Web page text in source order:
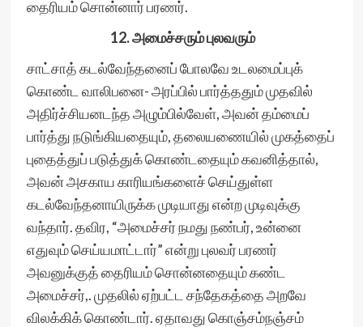
தைரியம் சொன்னார் பரணர்.
12. அமைச்சரும் புலவரும்
சாட்சாத் கடல்வேந்தனைப் போலவே உடலமைப்புக்
கொண்ட வாலிபனை- அரப்பில் பார்த்ததும் முதவில்
அதிர்ச்சியனடந்த அழும்பில்வேள், அவன் தம்மைப்
பார்த்து நடுங்கியதையும், தலையணையில் முகத்தைப்
புதைத்துப் படுத்துக் கொண்டதையும் கவனித்தால்,
அவன் அசகாய காரியங்களைச் செய்துள்ள
கடல்வேந்தனாயிருக்க முடியாது என்ற முடிவுக்கு
வந்தார். தவிர, “அமைச்சர் நமது நண்பர், உன்னை
எதுவும் செய்யமாட்டார்” என்று புலவர் பரணர்
அவனுக்குத் தைரியம் சொன்னதையும் கண்ட
அமைச்சர்,. முதலில் ஏற்பட்ட சந்தேகத்தை அறவே
விலக்கிக் கொண்டார். ஏதாவது கொஞ்சம்நஞ்சம்